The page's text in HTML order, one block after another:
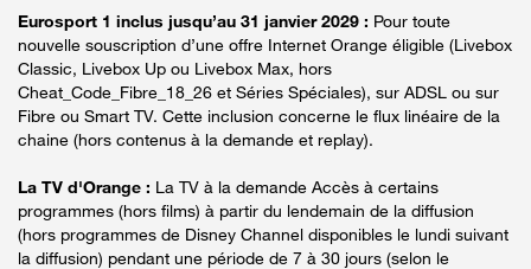
Eurosport 1 inclus jusqu’au 31 janvier 2029 : Pour toute
nouvelle souscription d’une offre Internet Orange éligible (Livebox
Classic, Livebox Up ou Livebox Max, hors
Cheat_Code_Fibre_18_26 et Séries Spéciales), sur ADSL ou sur
Fibre ou Smart TV. Cette inclusion concerne le flux linéaire de la
chaine (hors contenus à la demande et replay).
La TV d'Orange : La TV à la demande Accès à certains
programmes (hors films) à partir du lendemain de la diffusion
(hors programmes de Disney Channel disponibles le lundi suivant
la diffusion) pendant une période de 7 à 30 jours (selon le